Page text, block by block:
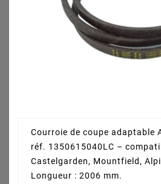
Courroie de coupe adaptable
réf. 1350615040LC –
Castelgarden, Mountfield,
Longueur : 2006 mm.